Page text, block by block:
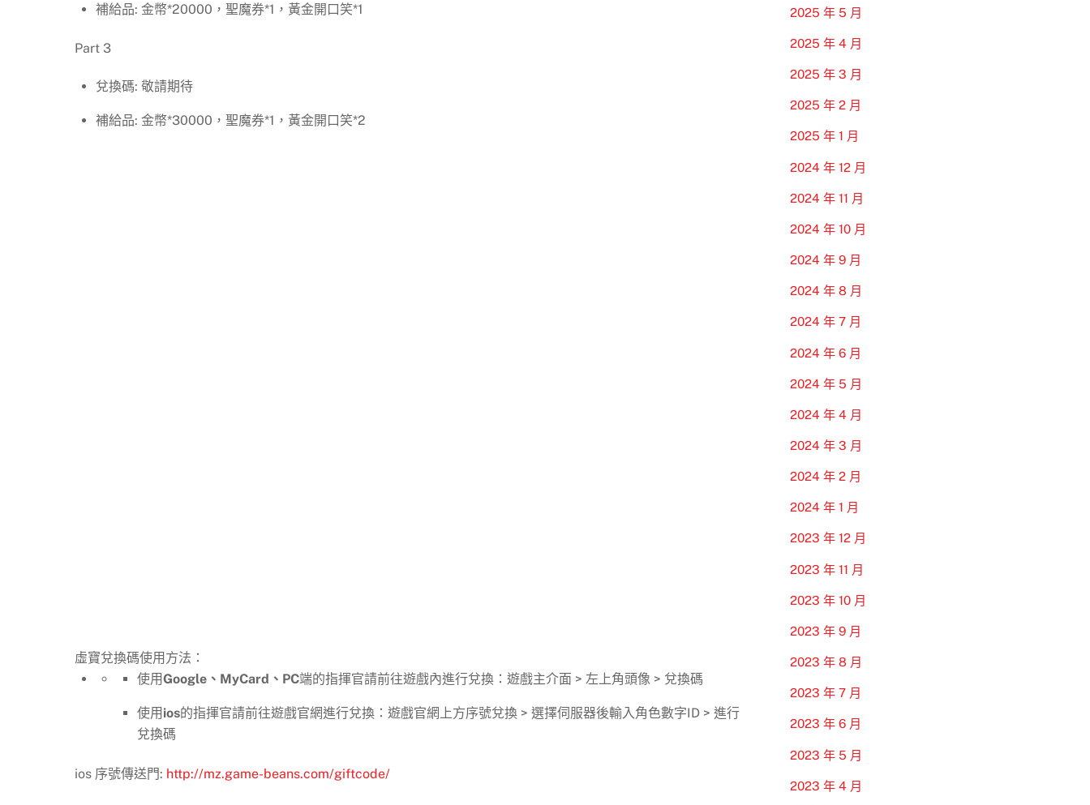
補給品: 金幣*20000，聖魔券*1，黃金開口笑*1
Part 3
兌換碼: 敬請期待
補給品: 金幣*30000，聖魔券*1，黃金開口笑*2
虛寶兌換碼使用方法：
使用Google、MyCard、PC端的指揮官請前往遊戲內進行兌換：遊戲主介面 > 左上角頭像 > 兌換碼
使用 ios的指揮官請前往遊戲官網進行兌換：遊戲官網上方序號兌換 > 選擇伺服器後輸入角色數字ID > 進行
兌換碼
ios 序號傳送門: http://mz.game-beans.com/giftcode/
2025 年 5 月
2025 年 4 月
2025 年 3 月
2025 年 2 月
2025 年 1 月
2024 年 12 月
2024 年 11 月
2024 年 10 月
2024 年 9 月
2024 年 8 月
2024 年 7 月
2024 年 6 月
2024 年 5 月
2024 年 4 月
2024 年 3 月
2024 年 2 月
2024 年 1 月
2023 年 12 月
2023 年 11 月
2023 年 10 月
2023 年 9 月
2023 年 8 月
2023 年 7 月
2023 年 6 月
2023 年 5 月
2023 年 4 月